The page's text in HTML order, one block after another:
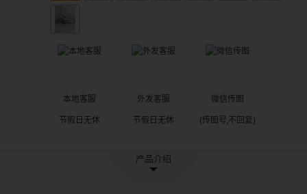
本地客服
节假日无休
外发客服
节假日无休
微信传图
(传图号,不回复)
产品介绍